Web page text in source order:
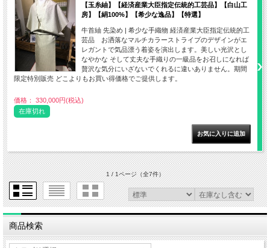
【玉糸紬】【経済産業大臣指定伝統的工芸品】【白山工
房】【絹100%】【希少な逸品】【特選】
牛首紬 先染め | 希少な手織物 経済産業大臣指定伝統的工
芸品 お洒落なマルチカラーストライプのデザインがエ
レガントで気品漂う着姿を演出します。美しい光沢とし
なやかな そして丈夫な手織りの一級品をお召しになれば
贅沢な気分にいざないでくれるに違いありません。期間
限定特別販売 どこよりもお買い得価格でご提供します。
価格： 330,000円(税込)
在庫切れ
1 / 1ページ（全7件）
商品検索